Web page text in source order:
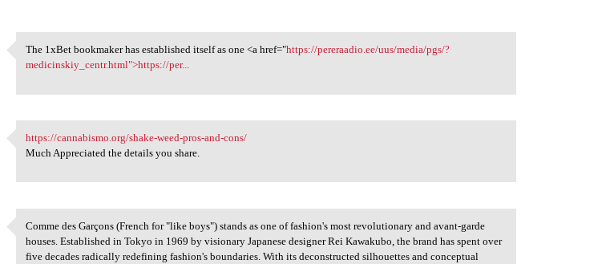
The 1xBet bookmaker has
The 1xBet bookmaker has established itself as one <a href="https://pereraadio.ee/uus/media/pgs/?
medicinskiy_centr.html">https://per...
https://cannabismo.org/shake
https://cannabismo.org/shake-weed-pros-and-cons/
Much Appreciated the details you share.
Comme des Garçons (French for
Comme des Garçons (French for "like boys") stands as one of fashion's most revolutionary and avant-garde
houses. Established in Tokyo in 1969 by visionary Japanese designer Rei Kawakubo, the brand has spent over
five decades radically redefining fashion's boundaries. With its deconstructed silhouettes and conceptual